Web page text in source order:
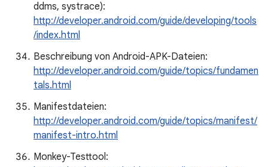
ddms, systrace):
http://developer.android.com/guide/developing/tools
/index.html
Beschreibung von Android-APK-Dateien:
http://developer.android.com/guide/topics/fundamen
tals.html
Manifestdateien:
http://developer.android.com/guide/topics/manifest/
manifest-intro.html
Monkey-Testtool: